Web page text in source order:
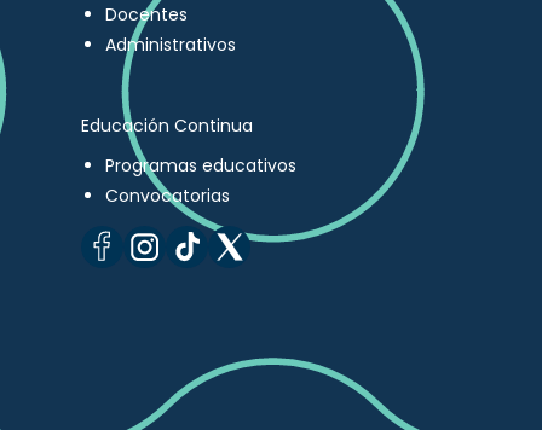
Docentes
Administrativos
Educación Continua
Programas educativos
Convocatorias